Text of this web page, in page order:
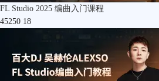
FL Studio 2025 编曲入门课程
45250 18